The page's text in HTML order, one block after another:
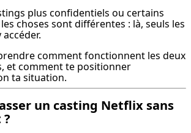
plus confidentiels ou certains
choses sont différentes : là, seuls les
comment fonctionnent les deux
et comment te positionner
ta situation.
un casting Netflix sans